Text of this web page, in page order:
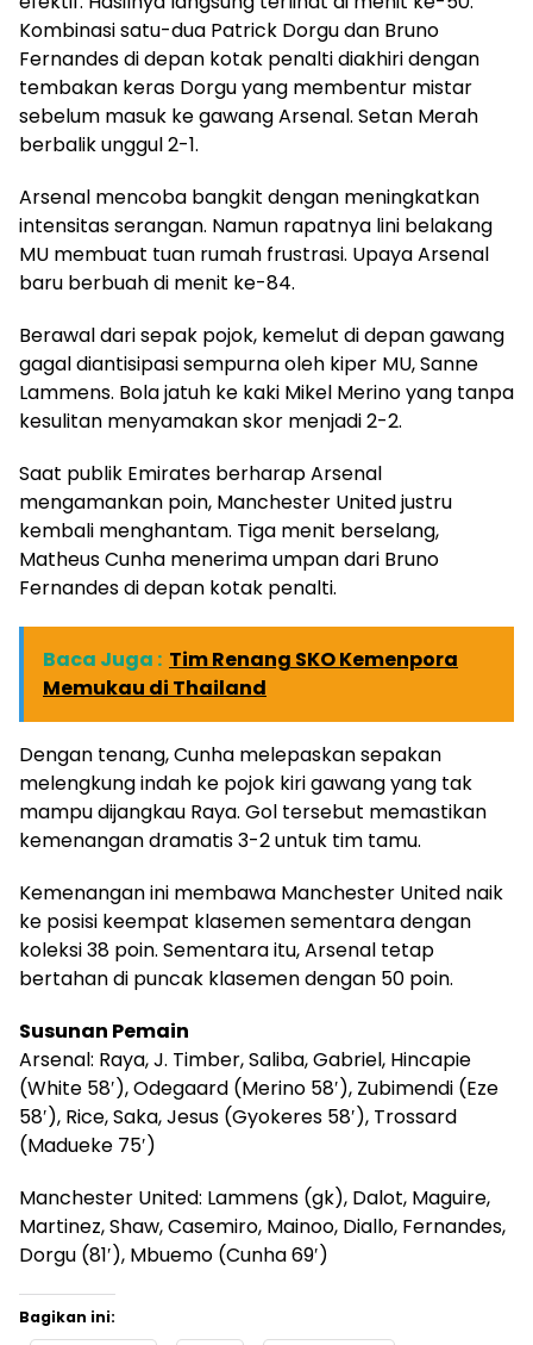
Kombinasi satu-dua Patrick Dorgu dan Bruno
Fernandes di depan kotak penalti diakhiri dengan
tembakan keras Dorgu yang membentur mistar
sebelum masuk ke gawang Arsenal. Setan Merah
berbalik unggul 2-1.
Arsenal mencoba bangkit dengan meningkatkan
intensitas serangan. Namun rapatnya lini belakang
MU membuat tuan rumah frustrasi. Upaya Arsenal
baru berbuah di menit ke-84.
Berawal dari sepak pojok, kemelut di depan gawang
gagal diantisipasi sempurna oleh kiper MU, Sanne
Lammens. Bola jatuh ke kaki Mikel Merino yang tanpa
kesulitan menyamakan skor menjadi 2-2.
Saat publik Emirates berharap Arsenal
mengamankan poin, Manchester United justru
kembali menghantam. Tiga menit berselang,
Matheus Cunha menerima umpan dari Bruno
Fernandes di depan kotak penalti.
Baca Juga : Tim Renang SKO Kemenpora
Memukau di Thailand
Dengan tenang, Cunha melepaskan sepakan
melengkung indah ke pojok kiri gawang yang tak
mampu dijangkau Raya. Gol tersebut memastikan
kemenangan dramatis 3-2 untuk tim tamu.
Kemenangan ini membawa Manchester United naik
ke posisi keempat klasemen sementara dengan
koleksi 38 poin. Sementara itu, Arsenal tetap
bertahan di puncak klasemen dengan 50 poin.
Susunan Pemain
Arsenal: Raya, J. Timber, Saliba, Gabriel, Hincapie
(White 58′), Odegaard (Merino 58′), Zubimendi (Eze
58′), Rice, Saka, Jesus (Gyokeres 58′), Trossard
(Madueke 75′)
Manchester United: Lammens (gk), Dalot, Maguire,
Martinez, Shaw, Casemiro, Mainoo, Diallo, Fernandes,
Dorgu (81′), Mbuemo (Cunha 69′)
Bagikan ini: